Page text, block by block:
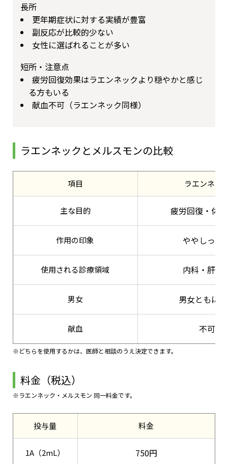
長所
更年期症状に対する実績が豊富
副反応が比較的少ない
女性に選ばれることが多い
短所・注意点
疲労回復効果はラエンネックより穏やかと感じ
る方もいる
献血不可（ラエンネック同様）
ラエンネックとメルスモンの比較
項目 ラエンネッ
主な目的 疲労回復・体
作用の印象 ややしっか
使用される診療領域 内科・肝機
男女 男女ともに
献血 不可
※どちらを使用するかは、医師と相談のうえ決定できます。
料金（税込）
※ラエンネック・メルスモン 同一料金です。
投与量 料金
1A（2mL） 750円